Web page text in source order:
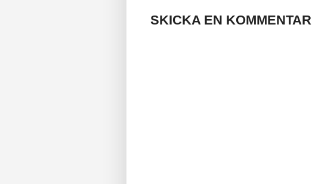
SKICKA EN KOMMENTAR